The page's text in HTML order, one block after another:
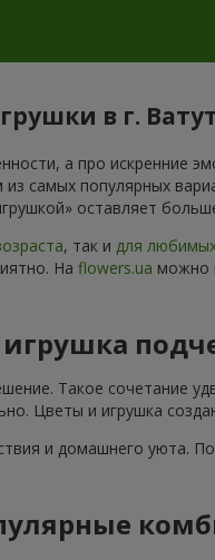
в г.
а про искренние
самых популярных
оставляет
, так и для
На flowers.ua можно
Такое сочетание
Цветы и игрушка
и домашнего уюта.